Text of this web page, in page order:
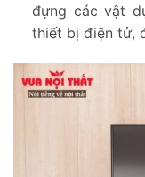
đựng các vật
thiết bị điện tử,